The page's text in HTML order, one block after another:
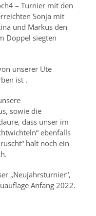
– Turnier mit den
Sonja mit
und Markus den
Doppel siegten
unserer Ute
ist .
sowie die
dass unser im
ebenfalls
halt noch ein
„Neujahrsturnier“,
Anfang 2022.